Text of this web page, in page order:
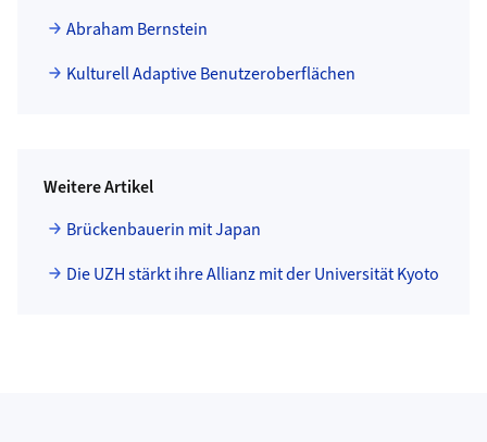
Abraham Bernstein
Kulturell Adaptive Benutzeroberflächen
Weitere Artikel
Brückenbauerin mit Japan
Die UZH stärkt ihre Allianz mit der Universität Kyoto